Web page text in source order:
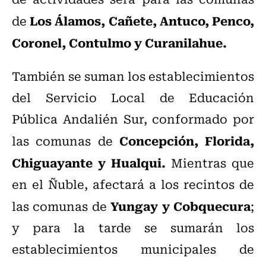
deLos Álamos, Cañete, Antuco, Penco,
Coronel, Contulmo y Curanilahue.
También se suman los establecimientos
del Servicio Local de Educación
Pública Andalién Sur, conformado por
las comunas de Concepción, Florida,
Chiguayante y Hualqui. Mientras que
en el Ñuble, afectará a los recintos de
las comunas de Yungay y Cobquecura;
y para la tarde se sumarán los
establecimientos municipales de